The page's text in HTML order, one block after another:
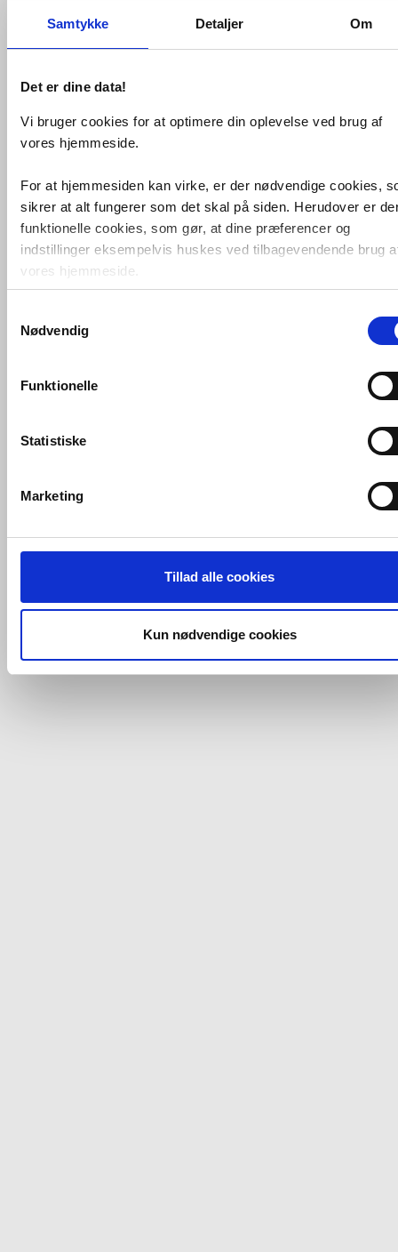
Samtykke Detaljer Om
Det er dine data!
Vi bruger cookies for at optimere din oplevelse ved brug af
vores hjemmeside.
For at hjemmesiden kan virke, er der nødvendige cookies,
sikrer at alt fungerer som det skal på siden. Herudover er
funktionelle cookies, som gør, at dine præferencer og
indstillinger eksempelvis huskes ved tilbagevendende brug
vores hjemmeside.
Foruden nødvendige og funktionelle cookies er der
cookies. Disse bruger vi bl.a. til at måle trafik, omsætning,
marketingcookies, som vi bruger til at målrette vores
markedsføring med henblik på annonceindhold, som giver
cookies. Ved at klikke 'Vis detaljer' nedenfor kan du se
tredjeparts cookies, som vores hjemmeside benytter.
Hvis du accepterer alle cookies, så giver du samtykke til de
ovenfor nævnte formål med de pågældende cookies. Du har
og fra nedenfor. Til enhver tid er det ligeledes muligt, at
dit samtykke, hvis du måtte ønske det.
Du kan se mere om, hvordan vi behandler dine
Nødvendig
Funktionelle
Statistiske
Marketing
Tillad alle cookies
Kun nødvendige cookies
mail@vvs-shoppen.dk